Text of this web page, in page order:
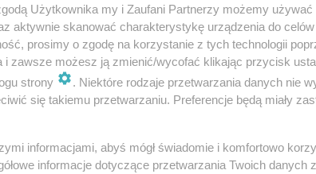
przy ul. Bytomskiej 15.
usiąść lub się położyć. Może to być
można komfortowo obserwować nocne
sierpniowe noce bywają chłodne i
Użytkownika my i Zaufani Partnerzy możemy używać
aktywnie skanować charakterystykę urządzenia do
prosimy o zgodę na korzystanie z tych technologii
i zawsze możesz ją zmienić/wycofać klikając przycisk
strony
. Niektóre rodzaje przetwarzania danych nie
się takiemu przetwarzaniu. Preferencje będą miały
informacjami, abyś mógł świadomie i komfortowo
informacje dotyczące przetwarzania Twoich danych